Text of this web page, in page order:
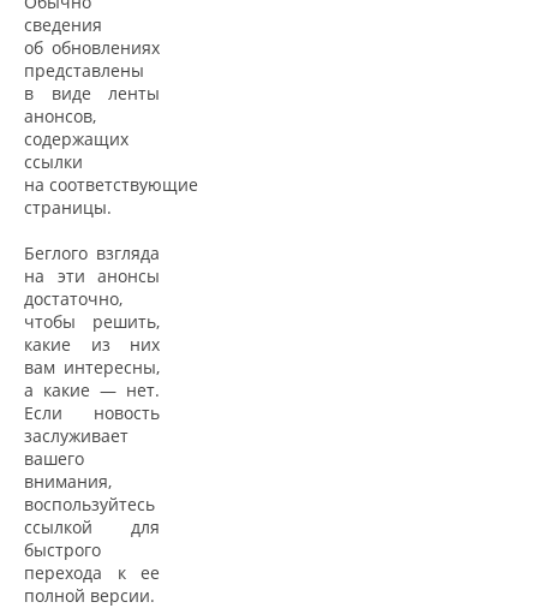
сведения
об обновлениях
представлены
в виде ленты
анонсов,
содержащих
ссылки
на соответствующие
страницы.
Беглого взгляда
на эти анонсы
достаточно,
чтобы решить,
какие из них
вам интересны,
а какие — нет.
Если новость
заслуживает
вашего
внимания,
воспользуйтесь
ссылкой для
быстрого
перехода к ее
полной версии.